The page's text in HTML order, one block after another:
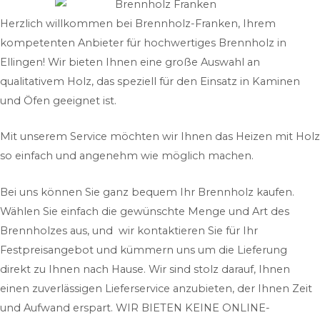
Herzlich willkommen bei Brennholz-Franken, Ihrem
kompetenten Anbieter für hochwertiges Brennholz in
Ellingen! Wir bieten Ihnen eine große Auswahl an
qualitativem Holz, das speziell für den Einsatz in Kaminen
und Öfen geeignet ist.
Mit unserem Service möchten wir Ihnen das Heizen mit Holz
so einfach und angenehm wie möglich machen.
Bei uns können Sie ganz bequem Ihr Brennholz kaufen.
Wählen Sie einfach die gewünschte Menge und Art des
Brennholzes aus, und wir kontaktieren Sie für Ihr
Festpreisangebot und kümmern uns um die Lieferung
direkt zu Ihnen nach Hause. Wir sind stolz darauf, Ihnen
einen zuverlässigen Lieferservice anzubieten, der Ihnen Zeit
und Aufwand erspart. WIR BIETEN KEINE ONLINE-